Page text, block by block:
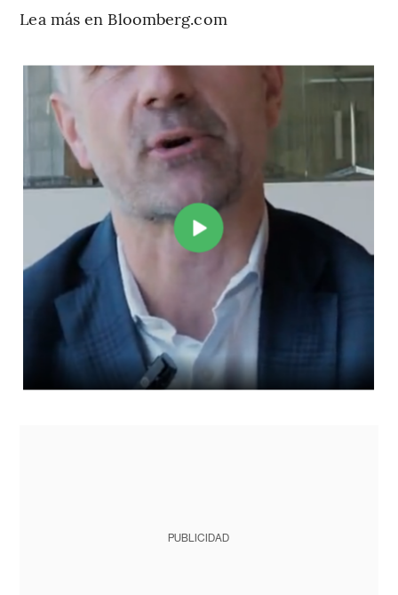
Lea más en Bloomberg.com
PUBLICIDAD